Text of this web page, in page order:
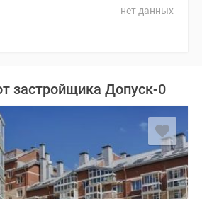
нет данных
застройщика Допуск-0